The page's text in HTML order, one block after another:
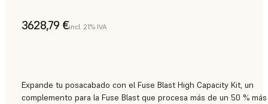
3628,79 €incl. 21% IVA
Expande tu posacabado con el Fuse Blast High Capacity Kit, un
complemento para la Fuse Blast que procesa más de un 50 %